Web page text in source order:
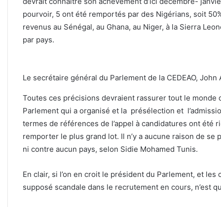
pourvoir, 5 ont été remportés par des Nigérians, soit
revenus au Sénégal, au Ghana, au Niger, à la Sierra
par pays.
Le secrétaire général du Parlement de la CEDEAO, John
Toutes ces précisions devraient rassurer tout le monde
Parlement qui a organisé et la présélection et
termes de références de l’appel à candidatures ont été
remporter le plus grand lot. Il n’y a aucune raison de
ni contre aucun pays, selon Sidie Mohamed Tunis.
En clair, si l’on en croit le président du Parlement, et
supposé scandale dans le recrutement en cours, n’est